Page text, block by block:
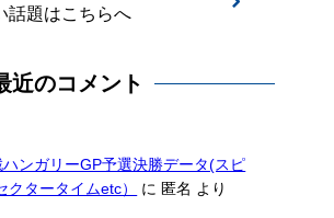
話題はこちらへ
近のコメント
ンガリーGP予選決勝データ(スピ
タータイムetc）
に 匿名 より